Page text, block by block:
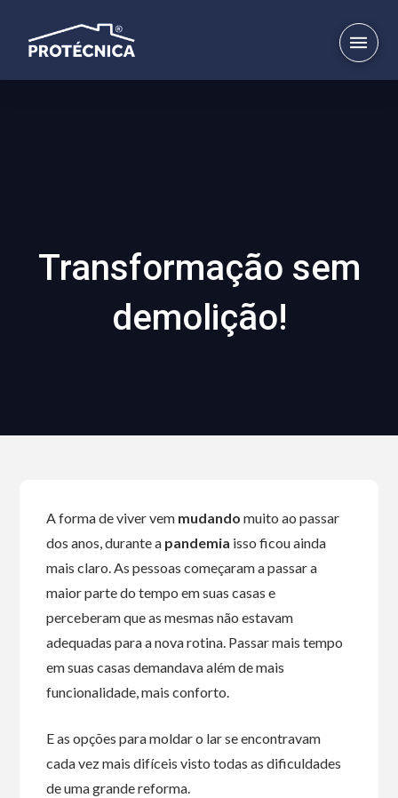
Transformação sem
demolição!
A forma de viver vemmudando muito ao passar
dos anos, durante a pandemia isso ficou ainda
mais claro. As pessoas começaram a passar a
maior parte do tempo em suas casas e
perceberam que as mesmas não estavam
adequadas para a nova rotina. Passar mais tempo
em suas casas demandava além de mais
funcionalidade, mais conforto.
E as opções para moldar o lar se encontravam
cada vez mais difíceis visto todas as dificuldades
de uma grande reforma.